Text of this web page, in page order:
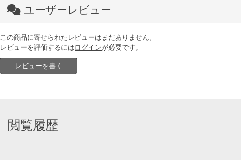
ユーザーレビュー
この商品に寄せられたレビューはまだありません。
レビューを評価するにはログインが必要です。
レビューを書く
閲覧履歴